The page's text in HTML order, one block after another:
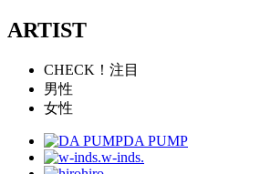
ARTIST
CHECK！注目
男性
女性
DA PUMP
w-inds.